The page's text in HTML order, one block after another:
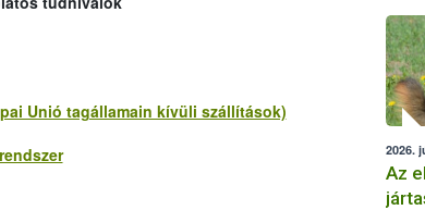
Unió tagállamain kívüli szállítások)
2026.
Az